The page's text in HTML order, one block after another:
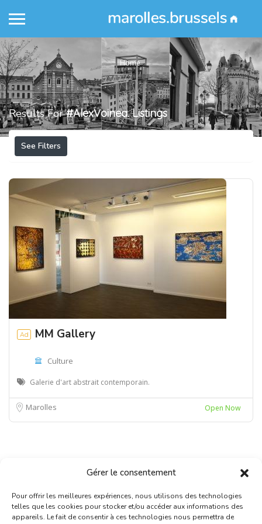
Gérer le consentement
Pour offrir les meilleures expériences, nous utilisons des technologies
telles que les cookies pour stocker et/ou accéder aux informations des
appareils. Le fait de consentir à ces technologies nous permettra de
Home
Results For#AlexVoinea. Listings
See Filters
Ad MM Gallery
Culture
Galerie d'art abstrait contemporain.
Marolles Open Now